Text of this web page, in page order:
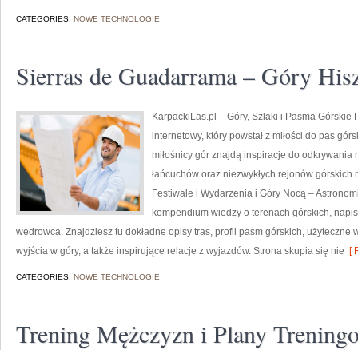
CATEGORIES: NOWE TECHNOLOGIE
Sierras de Guadarrama – Góry
KarpackiLas.pl – Góry, Szlaki i Pasma
internetowy, który powstał z miłości do pas
miłośnicy gór znajdą inspiracje do
łańcuchów oraz niezwykłych rejonów
Festiwale i Wydarzenia i Góry Nocą –
kompendium wiedzy o terenach górskich,
wędrowca. Znajdziesz tu dokładne opisy tras, profil pasm górskich,
wyjścia w góry, a także inspirujące relacje z wyjazdów. Strona skupia się nie [
CATEGORIES: NOWE TECHNOLOGIE
Trening Mężczyzn i Plany